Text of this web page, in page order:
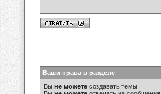
Ваши права в разделе
Вы не можете создавать темы